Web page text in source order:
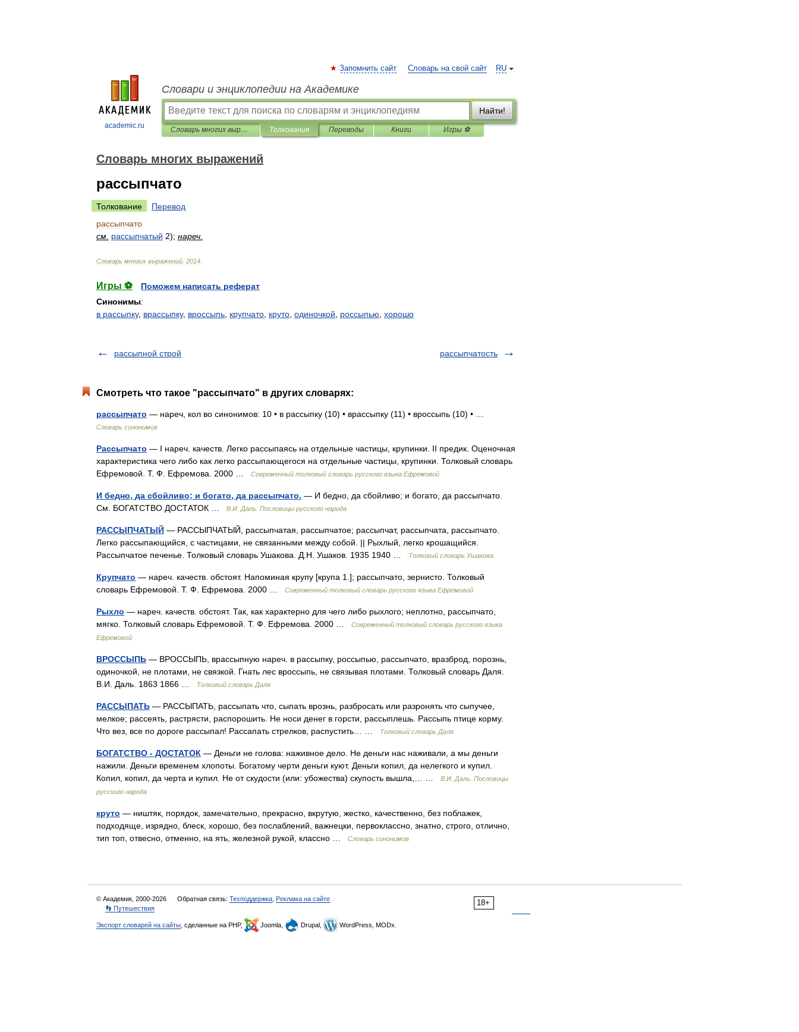
academic.ru
RU
Запомнить сайт Словарь на свой сайт
Словари и энциклопедии на Академике
Найти!
Словарь многих выражений Толкования Переводы Книги Игры ⚽
Словарь многих выражений
рассыпчато
Толкование
Перевод
рассыпчато
см рассыпчатый 2); нареч
Словарь многих выражений 2014
Игры ⚽
Поможем написать реферат
Синонимы:
в рассыпку, врассыпку, вроссыпь крупчато круто одиночкой россыпью хорошо
рассыпной строй рассыпчатость
Смотреть что такое "рассыпчато" в других словарях:
рассыпчато — нареч, кол во синонимов: 10 • в рассыпку (10) • врассыпку (11) • вроссыпь (10) • …
Словарь синонимов
Рассыпчато — I нареч. качеств. Легко рассыпаясь на отдельные частицы, крупинки. II предик. Оценочная
характеристика чего либо как легко рассыпающегося на отдельные частицы, крупинки. Толковый словарь
Ефремовой. Т. Ф. Ефремова. 2000 …
Современный толковый словарь русского языка Ефремовой
И бедно, да сбойливо; и богато, да рассыпчато. — И бедно, да сбойливо; и богато, да рассыпчато.
См. БОГАТСТВО ДОСТАТОК …
В.И. Даль. Пословицы русского народа
РАССЫПЧАТЫЙ — РАССЫПЧАТЫЙ, рассыпчатая, рассыпчатое; рассыпчат, рассыпчата, рассыпчато.
Легко рассыпающийся, с частицами, не связанными между собой. || Рыхлый, легко крошащийся.
Рассыпчатое печенье. Толковый словарь Ушакова. Д.Н. Ушаков. 1935 1940 …
Толковый словарь Ушакова
Крупчато — нареч. качеств. обстоят. Напоминая крупу [крупа 1.]; рассыпчато, зернисто. Толковый
словарь Ефремовой. Т. Ф. Ефремова. 2000 …
Современный толковый словарь русского языка Ефремовой
Рыхло — нареч. качеств. обстоят. Так, как характерно для чего либо рыхлого; неплотно, рассыпчато,
мягко. Толковый словарь Ефремовой. Т. Ф. Ефремова. 2000 …
Современный толковый словарь русского языка
Ефремовой
ВРОССЫПЬ — ВРОССЫПЬ, врассыпную нареч. в рассыпку, россыпью, рассыпчато, вразброд, порознь,
одиночкой, не плотами, не связкой. Гнать лес вроссыпь, не связывая плотами. Толковый словарь Даля.
В.И. Даль. 1863 1866 …
Толковый словарь Даля
РАССЫПАТЬ — РАССЫПАТЬ, рассыпать что, сыпать врознь, разбросать или разронять что сыпучее,
мелкое; рассеять, растрясти, распорошить. Не носи денег в горсти, рассыплешь. Рассыпь птице корму.
Что вез, все по дороге рассыпал! Рассапать стрелков, распустить… …
Толковый словарь Даля
БОГАТСТВО - ДОСТАТОК — Деньги не голова: наживное дело. Не деньги нас наживали, а мы деньги
нажили. Деньги временем хлопоты. Богатому черти деньги куют. Деньги копил, да нелегкого и купил.
Копил, копил, да черта и купил. Не от скудости (или: убожества) скупость вышла,… …
В.И. Даль. Пословицы
русского народа
круто — ништяк, порядок, замечательно, прекрасно, вкрутую, жестко, качественно, без поблажек,
подходяще, изрядно, блеск, хорошо, без послаблений, важнецки, первоклассно, знатно, строго, отлично,
тип топ, отвесно, отменно, на ять, железной рукой, классно …
Словарь синонимов
18+
© Академик, 2000-2026 Обратная связь: Техподдержка Реклама на сайте
👣 Путешествия
Экспорт словарей на сайты , сделанные на PHP, Joomla, Drupal, WordPress, MODx.